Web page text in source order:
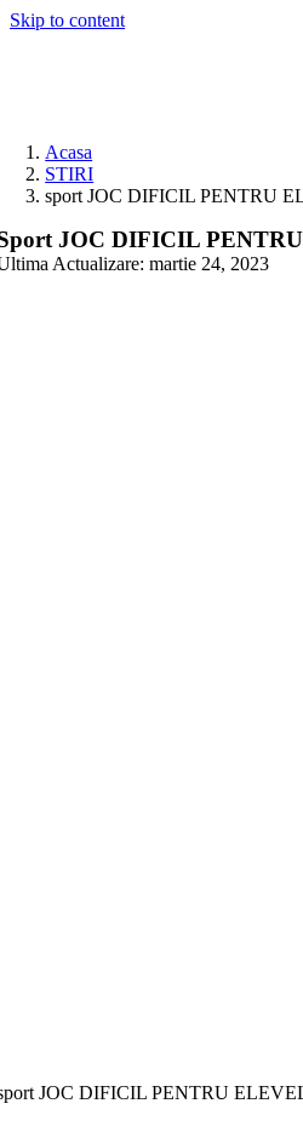
Skip to content
Acasa
STIRI
sport JOC DIFICIL PENTRU
JOC DIFICIL
Actualizare: martie 24, 2023
JOC DIFICIL PENTRU